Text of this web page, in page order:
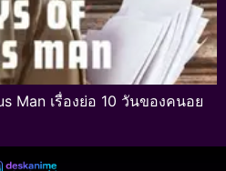
Man เรื่องย่อ 10 วันของคนอย